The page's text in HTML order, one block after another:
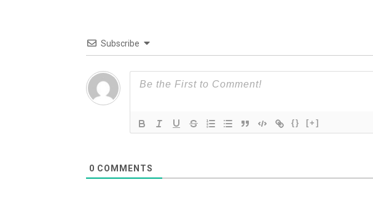
Subscribe
{} [+]
0 COMMENTS